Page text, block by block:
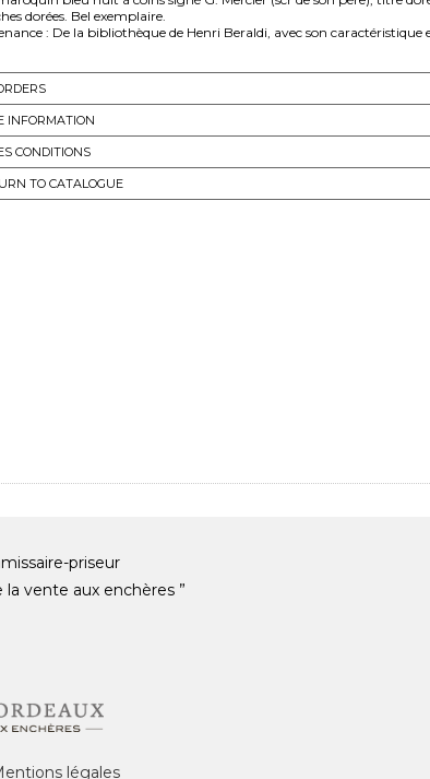
dorées. Bel exemplaire.
: De la bibliothèque de Henri Beraldi, avec son caractéristique
INFORMATION
CONDITIONS
TO CATALOGUE
priseur
vente aux enchères ”
légales